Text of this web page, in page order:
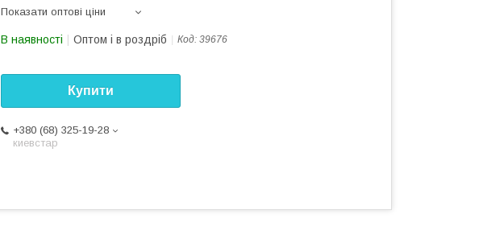
Показати оптові ціни
В наявності Оптом і в роздріб Код: 39676
Купити
+380 (68) 325-19-28
киевстар